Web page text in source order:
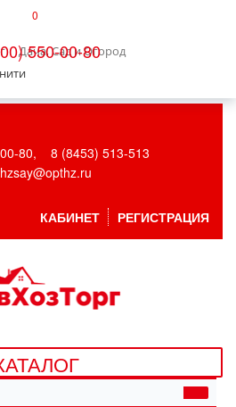
0
550-00-80
Дача, Сад и Огород
80,
8 (8453) 513-513
КАБИНЕТ РЕГИСТРАЦИЯ